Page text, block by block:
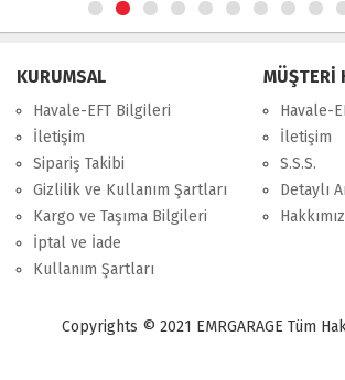
KURUMSAL
Havale-EFT Bilgileri
İletişim
Sipariş Takibi
Gizlilik ve Kullanım Şartları
Kargo ve Taşıma Bilgileri
İptal ve İade
Kullanım Şartları
MÜŞTERİ
Havale-
İletişim
S.S.S.
Detaylı
Copyrights © 2021 EMRGARAGE Tüm